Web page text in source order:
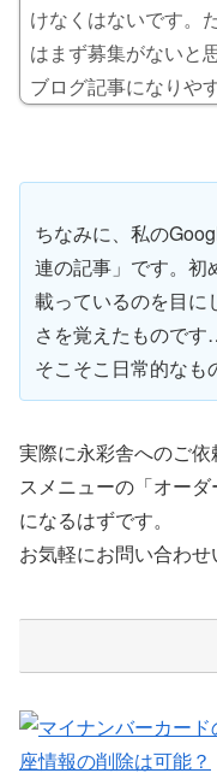
けなくはないです。
はまず募集がないと
ブログ記事になりや
ちなみに、私の
連の記事 」です。
載っているのを目に
さを覚えたもので
そこそこ日常的なも
実際に永彩舎へのご
スメニューの「オー
になるはずです。
お気軽にお問い合わせ